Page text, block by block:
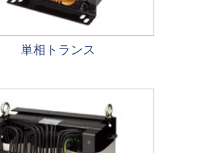
単相トランス